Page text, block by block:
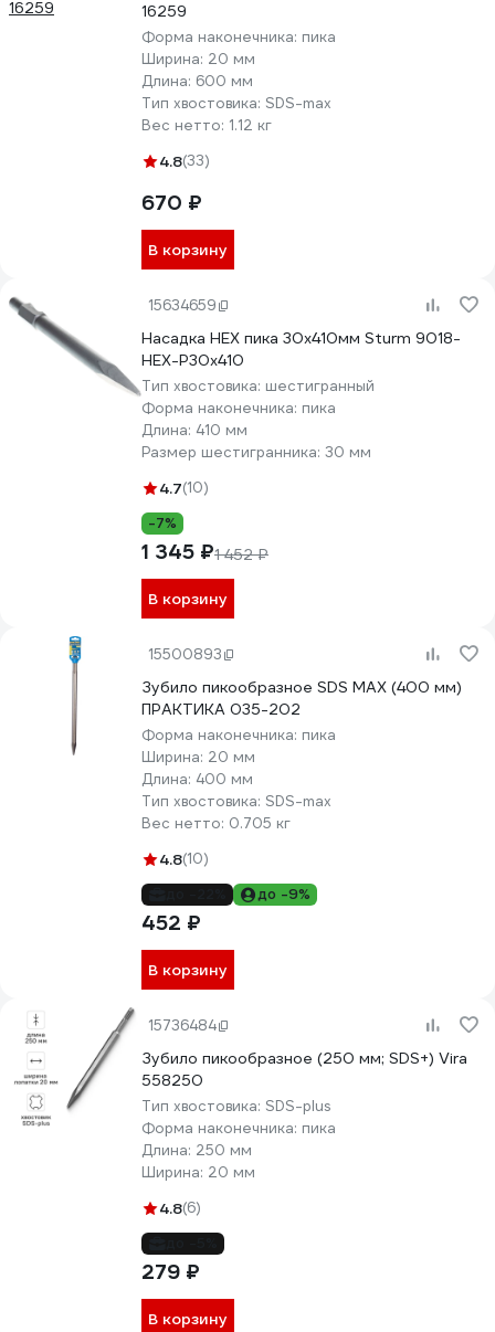
16259
Форма наконечника: пика
Ширина: 20 мм
Длина: 600 мм
Тип хвостовика: SDS-max
Вес нетто: 1.12 кг
4.8(33)
670 ₽
В корзину
15634659
Насадка HEX пика 30x410мм Sturm 9018-
HEX-P30x410
Тип хвостовика: шестигранный
Форма наконечника: пика
Длина: 410 мм
Размер шестигранника: 30 мм
4.7(10)
-7%
1 345 ₽1 452 ₽
В корзину
15500893
Зубило пикообразное SDS MAX (400 мм)
ПРАКТИКА 035-202
Форма наконечника: пика
Ширина: 20 мм
Длина: 400 мм
Тип хвостовика: SDS-max
Вес нетто: 0.705 кг
4.8(10)
до -9%
452 ₽
В корзину
15736484
Зубило пикообразное (250 мм; SDS+) Vira
558250
Тип хвостовика: SDS-plus
Форма наконечника: пика
Длина: 250 мм
Ширина: 20 мм
4.8(6)
279 ₽
В корзину